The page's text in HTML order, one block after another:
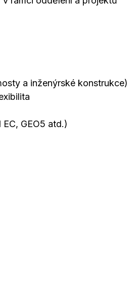
a inženýrské konstrukce)
GEO5 atd.)